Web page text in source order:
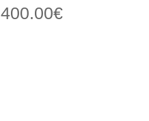
400.00€